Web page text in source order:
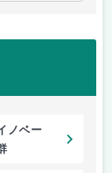
ノベー